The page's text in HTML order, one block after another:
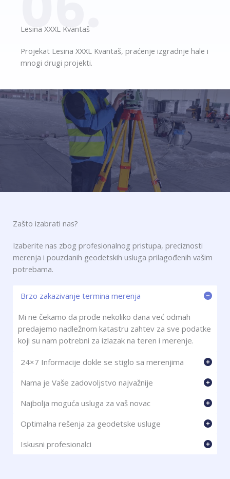
Lesina XXXL Kvantaš​
Projekat Lesina XXXL Kvantaš, praćenje izgradnje hale i
mnogi drugi projekti.
Zašto izabrati nas?​
Izaberite nas zbog profesionalnog pristupa, preciznosti
merenja i pouzdanih geodetskih usluga prilagođenih vašim
potrebama.
Brzo zakazivanje termina merenja
Mi ne čekamo da prođe nekoliko dana već odmah
predajemo nadležnom katastru zahtev za sve podatke
koji su nam potrebni za izlazak na teren i merenje.
24×7 Informacije dokle se stiglo sa merenjima
Nama je Vaše zadovoljstvo najvažnije
Najbolja moguća usluga za vaš novac
Optimalna rešenja za geodetske usluge
Iskusni profesionalci